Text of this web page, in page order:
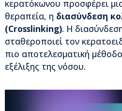
κερατόκωνου προσφέρει
θεραπεία, η διασύνδεση
(Crosslinking). Η
σταθεροποιεί τον
πιο αποτελεσματική
εξέλιξης της νόσου.